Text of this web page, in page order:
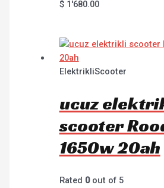
$1'680.00
ElektrikliScooter
ucuz
scooter
1650w 20ah
Rated 0out of 5